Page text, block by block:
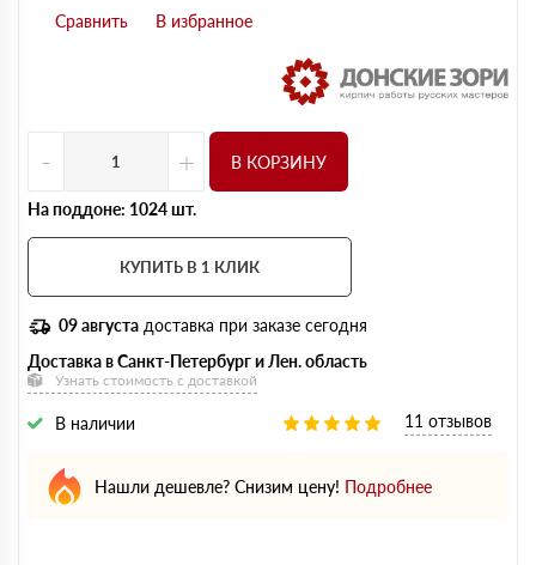
- + В КОРЗИНУ
На поддоне: 1024 шт.
КУПИТЬ В 1 КЛИК
09 августа доставка при заказе сегодня
Доставка в Санкт-Петербург и Лен. область
Узнать стоимость с доставкой
В наличии 11 отзывов
Нашли дешевле? Снизим цену! Подробнее